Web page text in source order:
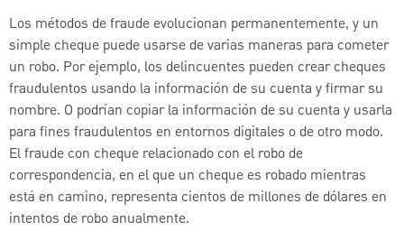
Los métodos de fraude evolucionan permanentemente, y un
simple cheque puede usarse de varias maneras para cometer
un robo. Por ejemplo, los delincuentes pueden crear cheques
fraudulentos usando la información de su cuenta y firmar su
nombre. O podrían copiar la información de su cuenta y usarla
para fines fraudulentos en entornos digitales o de otro modo.
El fraude con cheque relacionado con el robo de
correspondencia, en el que un cheque es robado mientras
está en camino, representa cientos de millones de dólares en
intentos de robo anualmente.